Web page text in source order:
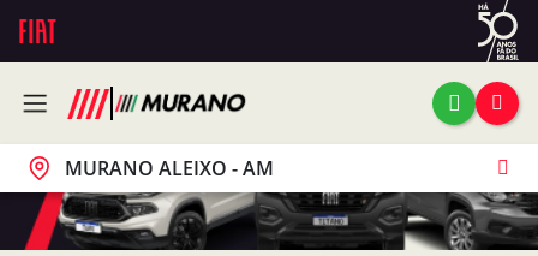
MURANO ALEIXO - AM